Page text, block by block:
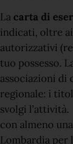
La carta di
indicati, oltre
autorizzativi
tuo possesso.
associazioni di
regionale: i
svolgi
con almeno
Lombardia per